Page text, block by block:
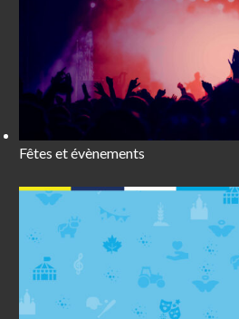
Fêtes et évènements